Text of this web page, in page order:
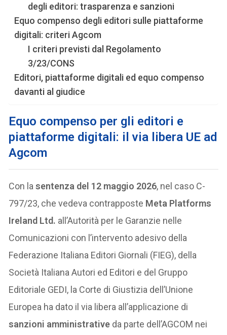
degli editori: trasparenza e sanzioni
Equo compenso degli editori sulle piattaforme
digitali: criteri Agcom
I criteri previsti dal Regolamento
3/23/CONS
Editori, piattaforme digitali ed equo compenso
davanti al giudice
Equo compenso per gli editori e
piattaforme digitali: il via libera UE ad
Agcom
Con lasentenza del 12 maggio 2026, nel caso C-
797/23, che vedeva contrapposte Meta Platforms
Ireland Ltd. all’Autorità per le Garanzie nelle
Comunicazioni con l’intervento adesivo della
Federazione Italiana Editori Giornali (FIEG), della
Società Italiana Autori ed Editori e del Gruppo
Editoriale GEDI, la Corte di Giustizia dell’Unione
Europea ha dato il via libera all’applicazione di
sanzioni amministrative da parte dell’AGCOM nei